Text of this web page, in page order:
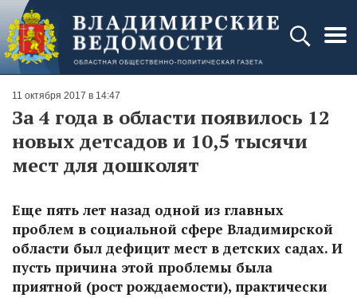
11 октября 2017 в 14:47
За 4 года в области появилось 12
новых детсадов и 10,5 тысячи
мест для дошколят
Еще пять лет назад одной из главных
проблем в социальной сфере Владимирской
области был дефицит мест в детских садах. И
пусть причина этой проблемы была
приятной (рост рождаемости), практически